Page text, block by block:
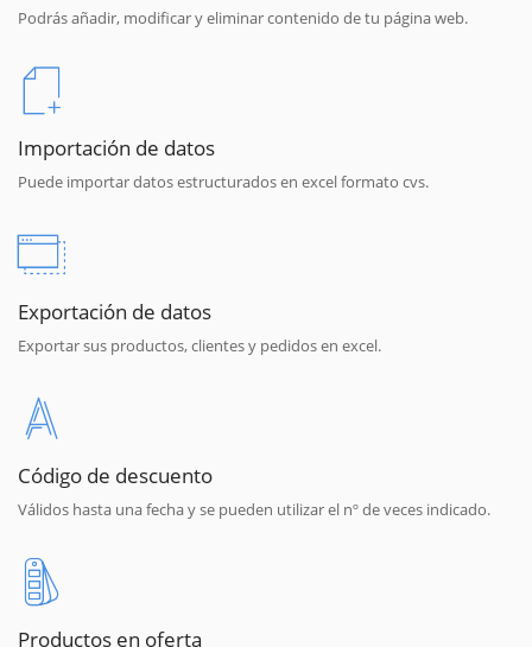
Podrás añadir, modificar y eliminar contenido de tu página web.
Importación de datos
Puede importar datos estructurados en excel formato cvs.
Exportación de datos
Exportar sus productos, clientes y pedidos en excel.
Código de descuento
Válidos hasta una fecha y se pueden utilizar el nº de veces indicado.
Productos en oferta